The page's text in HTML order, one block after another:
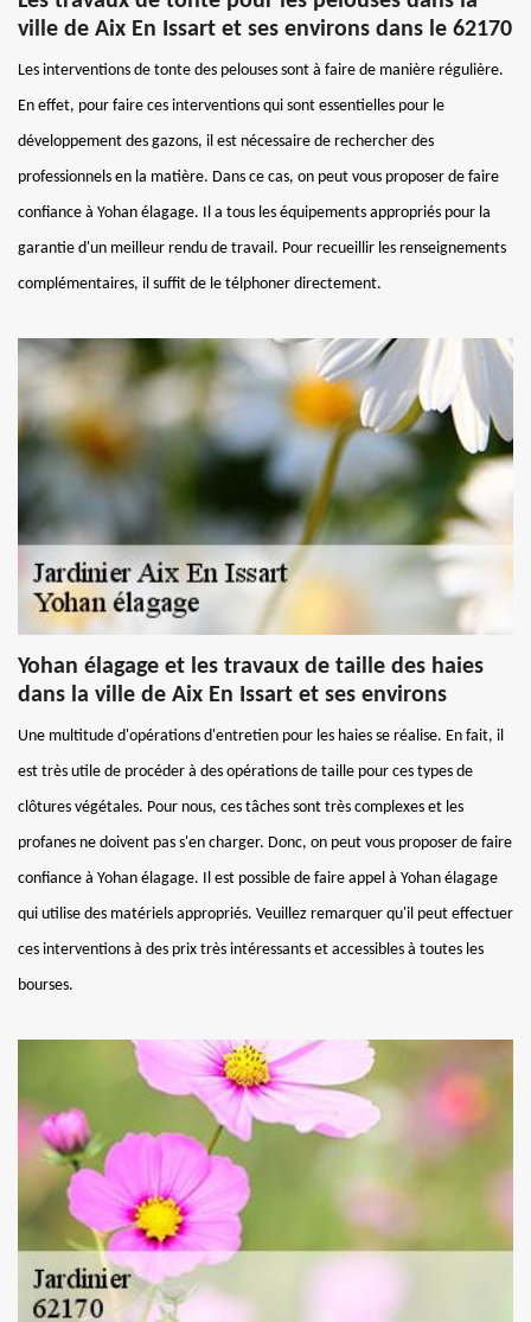
ville de Aix En Issart et ses environs dans le 62170
Les interventions de tonte des pelouses sont à faire de manière régulière.
En effet, pour faire ces interventions qui sont essentielles pour le
développement des gazons, il est nécessaire de rechercher des
professionnels en la matière. Dans ce cas, on peut vous proposer de faire
confiance à Yohan élagage. Il a tous les équipements appropriés pour la
garantie d'un meilleur rendu de travail. Pour recueillir les renseignements
complémentaires, il suffit de le télphoner directement.
Yohan élagage et les travaux de taille des haies
dans la ville de Aix En Issart et ses environs
Une multitude d'opérations d'entretien pour les haies se réalise. En fait, il
est très utile de procéder à des opérations de taille pour ces types de
clôtures végétales. Pour nous, ces tâches sont très complexes et les
profanes ne doivent pas s'en charger. Donc, on peut vous proposer de faire
confiance à Yohan élagage. Il est possible de faire appel à Yohan élagage
qui utilise des matériels appropriés. Veuillez remarquer qu'il peut effectuer
ces interventions à des prix très intéressants et accessibles à toutes les
bourses.